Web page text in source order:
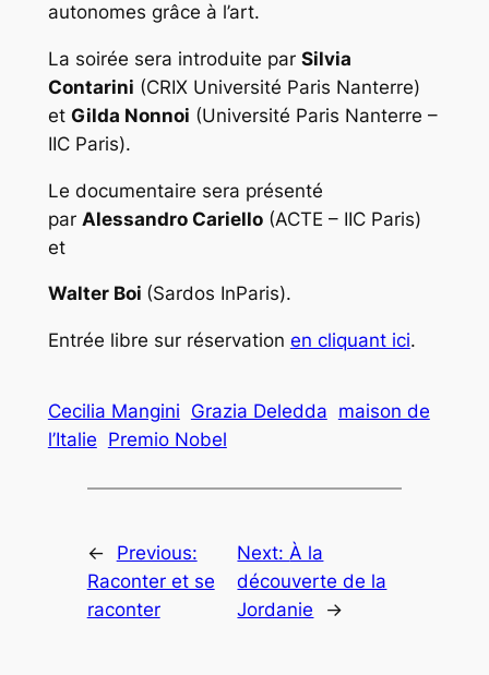
autonomes grâce à l’art.
La soirée sera introduite par Silvia
Contarini (CRIX Université Paris Nanterre)
et Gilda Nonnoi (Université Paris Nanterre –
IIC Paris).
Le documentaire sera présenté
par Alessandro Cariello(ACTE – IIC Paris)
et
Walter Boi (Sardos InParis).
Entrée libre sur réservation en cliquant ici.
Cecilia Mangini Grazia Deledda maison de
l’Italie Premio Nobel
←
Previous:
Raconter et se
raconter
Next: À la
découverte de la
Jordanie
→